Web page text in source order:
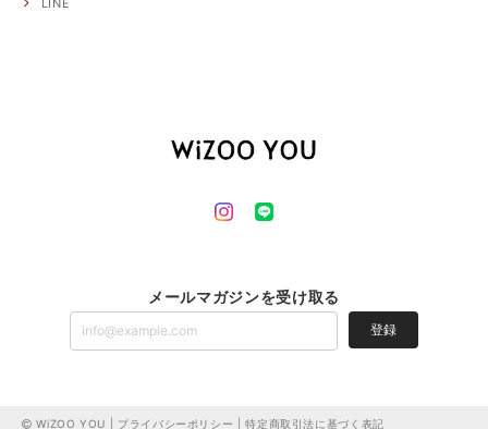
メールマガジンを受け取る
登録
WiZOO YOU | プライバシーポリシー |特定商取引法に基づく表記